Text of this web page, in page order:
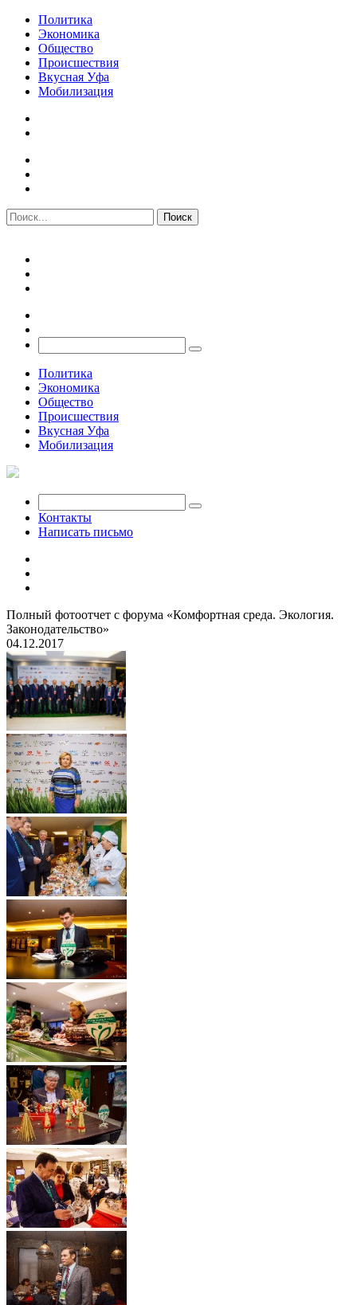
Политика
Экономика
Общество
Происшествия
Вкусная Уфа
Мобилизация
Политика
Экономика
Общество
Происшествия
Вкусная Уфа
Мобилизация
Контакты
Написать письмо
Полный фотоотчет с форума «Комфортная среда. Экология.
Законодательство»
04.12.2017